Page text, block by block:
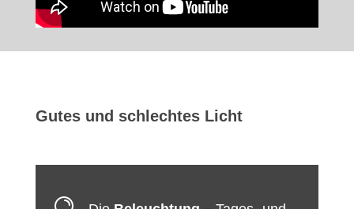
Gutes und schlechtes Licht